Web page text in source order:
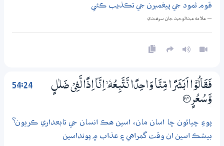
قوم ثمود جي پيغمبرن جي تڪذيب ڪئي
— علامه عبدالوحيد جان سرھندي
54:24
فَقَالُوْٓا اَبَشَرًا مِّنَّا وَاحِدًا نَّتَّبِعُهٗ ٓ ۙ اِنَّآ اِذًا لَّفِيْ ضَلٰلٍ
وَّسُعُرٍ ؀24
پوءِ چيائون ڇا اسان مان، اسين هڪ انسان جي تابعداري ڪريون؟
بيشڪ اسين ان وقت گمراهي ۽ عذاب ۾ پونداسين